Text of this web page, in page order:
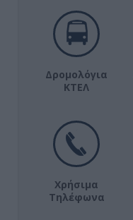
Δρομολόγια
ΚΤΕΛ
Χρήσιμα
Τηλέφωνα